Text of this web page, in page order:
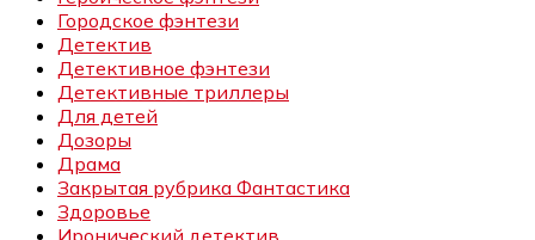
Городское фэнтези
Детектив
Детективное фэнтези
Детективные триллеры
Для детей
Дозоры
Драма
Закрытая рубрика Фантастика
Здоровье